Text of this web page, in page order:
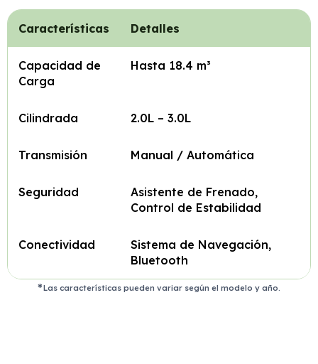
Características Detalles
Capacidad de
Carga
Hasta 18.4 m³
Cilindrada 2.0L – 3.0L
Transmisión Manual / Automática
Seguridad
Asistente de Frenado,
Control de Estabilidad
Conectividad
Sistema de Navegación,
Bluetooth
Las características pueden variar según el modelo y año.